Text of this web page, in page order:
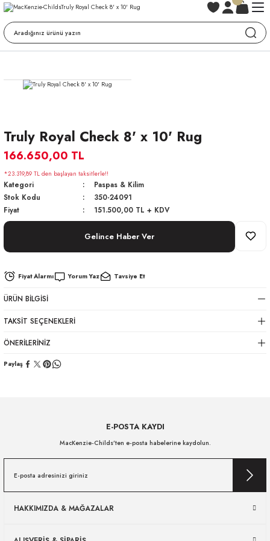
Truly Royal Check 8' x 10' Rug
166.650,00 TL
*23.319,89 TL den başlayan taksitlerle!!
Kategori
Paspas & Kilim
Stok Kodu
350-24091
Fiyat
151.500,00 TL + KDV
Gelince Haber Ver
Fiyat Alarmı Yorum Yaz Tavsiye Et
ÜRÜN BILGISI
TAKSIT SEÇENEKLERI
ÖNERILERINIZ
Paylaş
E-POSTA KAYDI
MacKenzie-Childs’ten e-posta habelerine kaydolun.
HAKKIMIZDA & MAĞAZALAR